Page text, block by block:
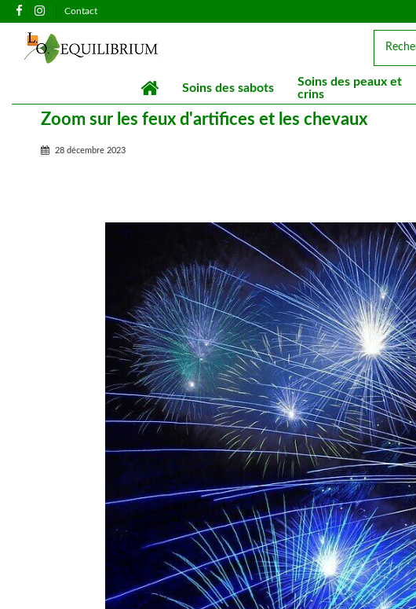
Contact
Soins des sabots
Soins des peaux et
crins
Zoom sur les feux d'artifices et les chevaux
28 décembre 2023